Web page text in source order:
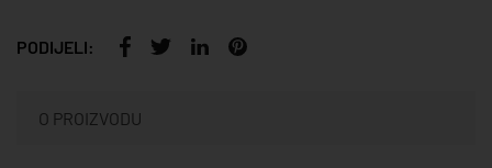
PODIJELI:
O PROIZVODU